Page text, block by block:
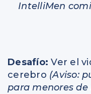
IntelliMen
Desafío: Ver el
cerebro (Aviso:
para menores de